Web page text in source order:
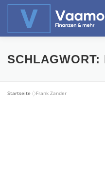
Zum
ABOUT ONLINE-
PROFIWISSEN
SCHLAGWORT:
Startseite »Frank Zander